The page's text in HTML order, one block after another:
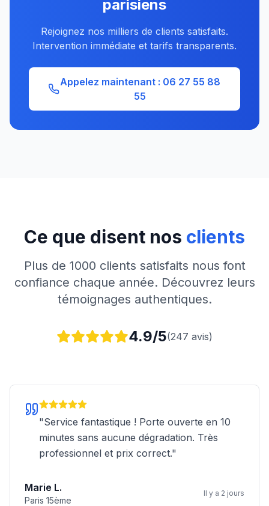
parisiens
Rejoignez nos milliers de clients satisfaits.
Intervention immédiate et tarifs transparents.
Appelez maintenant : 06 27 55 88
55
Ce que disent nos clients
Plus de 1000 clients satisfaits nous font
confiance chaque année. Découvrez leurs
témoignages authentiques.
4.9/5(247 avis)
"Service fantastique ! Porte ouverte en 10
minutes sans aucune dégradation. Très
professionnel et prix correct."
Marie L.
Paris 15ème
Il y a 2 jours